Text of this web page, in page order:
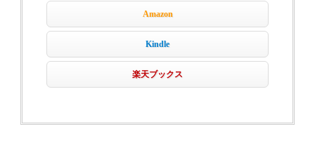
Amazon
Kindle
楽天ブックス